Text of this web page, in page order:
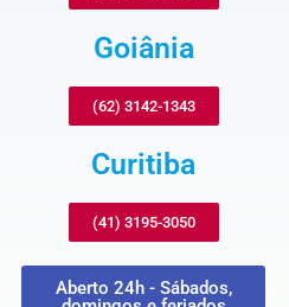
Goiânia
(62) 3142-1343
Curitiba
(41) 3195-3050
Aberto 24h - Sábados,